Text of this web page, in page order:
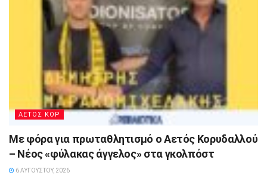
ΑΕΤΟΣ ΚΟΡ
Με φόρα για πρωταθλητισμό ο Αετός Κορυδαλλού
– Νέος «φύλακας άγγελος» στα γκολπόστ
6 ΑΥΓΟΎΣΤΟΥ, 2026